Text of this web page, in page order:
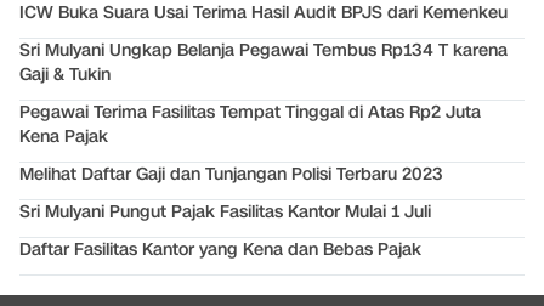
ICW Buka Suara Usai Terima Hasil Audit BPJS dari Kemenkeu
Sri Mulyani Ungkap Belanja Pegawai Tembus Rp134 T karena
Gaji & Tukin
Pegawai Terima Fasilitas Tempat Tinggal di Atas Rp2 Juta
Kena Pajak
Melihat Daftar Gaji dan Tunjangan Polisi Terbaru 2023
Sri Mulyani Pungut Pajak Fasilitas Kantor Mulai 1 Juli
Daftar Fasilitas Kantor yang Kena dan Bebas Pajak